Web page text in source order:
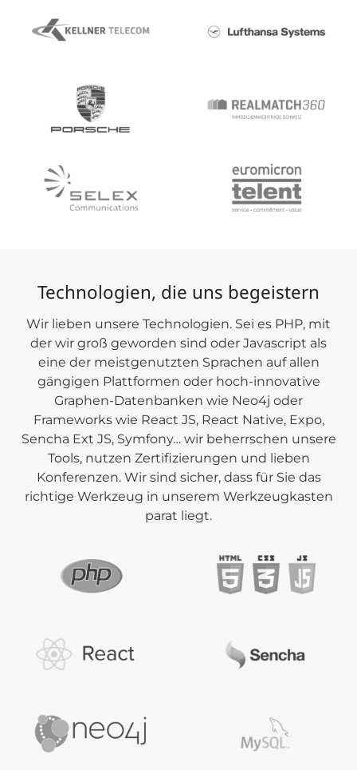
Technologien, die uns begeistern
Wir lieben unsere Technologien. Sei es PHP, mit
der wir groß geworden sind oder Javascript als
eine der meistgenutzten Sprachen auf allen
gängigen Plattformen oder hoch-innovative
Graphen-Datenbanken wie Neo4j oder
Frameworks wie React JS, React Native, Expo,
Sencha Ext JS, Symfony… wir beherrschen unsere
Tools, nutzen Zertifizierungen und lieben
Konferenzen. Wir sind sicher, dass für Sie das
richtige Werkzeug in unserem Werkzeugkasten
parat liegt.